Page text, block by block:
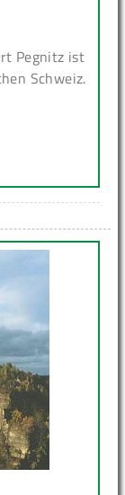
Pegnitz ist
Schweiz.